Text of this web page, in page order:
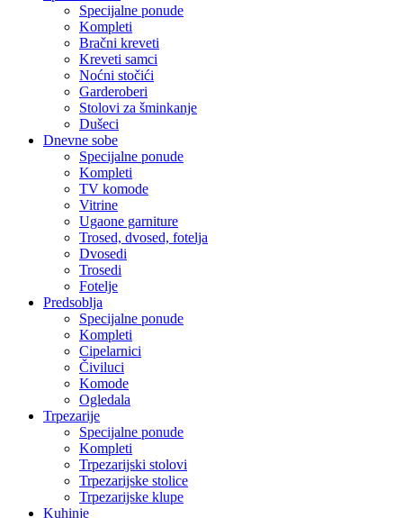
Specijalne ponude
Kompleti
Bračni kreveti
Kreveti samci
Noćni stočići
Garderoberi
Stolovi za šminkanje
Dušeci
Dnevne sobe
Specijalne ponude
Kompleti
TV komode
Vitrine
Ugaone garniture
Trosed, dvosed, fotelja
Dvosedi
Trosedi
Fotelje
Predsoblja
Specijalne ponude
Kompleti
Cipelarnici
Čiviluci
Komode
Ogledala
Trpezarije
Specijalne ponude
Kompleti
Trpezarijski stolovi
Trpezarijske stolice
Trpezarijske klupe
Kuhinje